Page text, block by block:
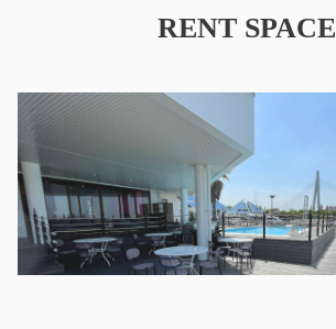
RENT SPACE